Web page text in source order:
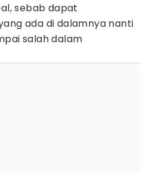
sebab dapat
ada di dalamnya nanti
salah dalam